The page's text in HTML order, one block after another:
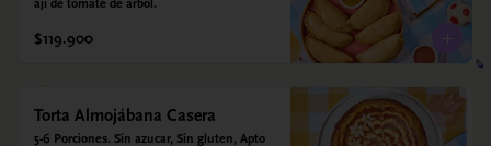
aji de tomate de arbol.
$119.900
Torta Almojábana Casera
5-6 Porciones. Sin azucar, Sin gluten, Apto